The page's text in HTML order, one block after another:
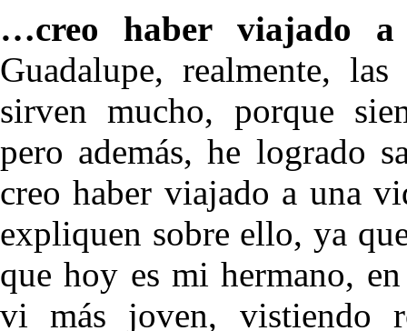
…creo haber viajado
Guadalupe, realmente,
sirven mucho, porque
pero además, he logrado
creo haber viajado a una
expliquen sobre ello, ya
que hoy es mi hermano,
vi más joven, vistiendo